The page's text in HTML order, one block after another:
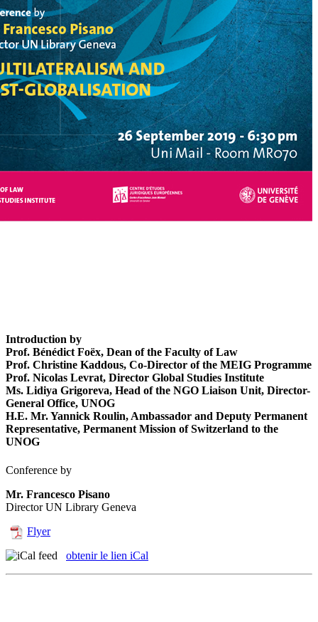
Introduction by
Prof. Bénédict Foëx, Dean of the Faculty of Law
Prof. Christine Kaddous, Co-Director of the MEIG Programme
Prof. Nicolas Levrat, Director Global Studies Institute
Ms. Lidiya Grigoreva, Head of the NGO Liaison Unit, Director-
General Office, UNOG
H.E. Mr. Yannick Roulin, Ambassador and Deputy Permanent
Representative, Permanent Mission of Switzerland to the
UNOG
Conference by
Mr. Francesco Pisano
Director UN Library Geneva
Flyer
obtenir le lien iCal